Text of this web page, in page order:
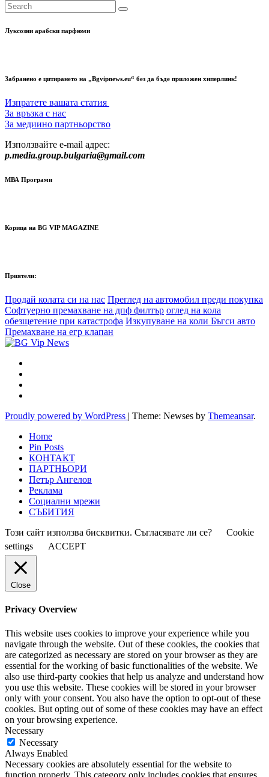
Луксозни арабски парфюми
Забранено е цитирането на „Bgvipnews.eu“ без да бъде приложен хиперлинк!
Изпратете вашата статия
За връзка с нас
За медиино партньорство
Използвайте e-mail адрес:
p.media.group.bulgaria@gmail.com
МВА Програми
Корица на BG VIP MAGAZINE
Приятели:
Продай колата си на нас Преглед на автомобил преди покупка
Софтуерно премахване на дпф филтър оглед на кола
обезщетение при катастрофа Изкупуване на коли Бъгси авто
Премахване на егр клапан
Proudly powered by WordPress | Theme: Newses by Themeansar.
Home
Pin Posts
КОНТАКТ
ПАРТНЬОРИ
Петър Ангелов
Реклама
Социални мрежи
СЪБИТИЯ
Този сайт използва бисквитки. Съгласявате ли се?
Cookie
settings
ACCEPT
Close
Privacy Overview
This website uses cookies to improve your experience while you
navigate through the website. Out of these cookies, the cookies that
are categorized as necessary are stored on your browser as they are
essential for the working of basic functionalities of the website. We
also use third-party cookies that help us analyze and understand how
you use this website. These cookies will be stored in your browser
only with your consent. You also have the option to opt-out of these
cookies. But opting out of some of these cookies may have an effect
on your browsing experience.
Necessary
Necessary
Always Enabled
Necessary cookies are absolutely essential for the website to
function properly. This category only includes cookies that ensures